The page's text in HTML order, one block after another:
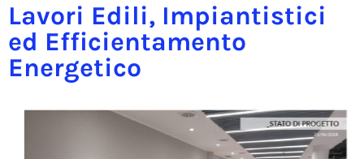
Lavori Edili, Impiantistici
ed Efficientamento
Energetico